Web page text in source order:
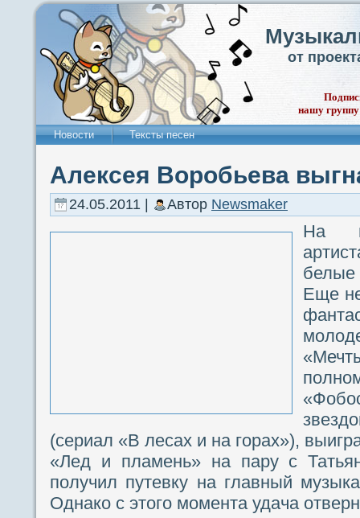
от
нашу
Новости Тексты песен
Алексея Воробьева
24.05.2011 | Автор Newsmaker
На
белые
Еще
(сериал «В лесах и на горах»),
«Лед и пламень» на пару с
получил путевку на главный
Однако с этого момента удача